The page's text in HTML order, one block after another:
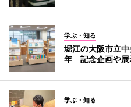
学ぶ・知る
堀江の大阪市立
年 記念企画や展
学ぶ・知る